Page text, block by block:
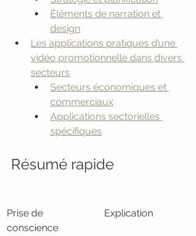
Éléments de narration et
design
Les applications pratiques d’une
vidéo promotionnelle dans divers
secteurs
Secteurs économiques et
commerciaux
Applications sectorielles
spécifiques
Résumé rapide
Prise de
conscience
Explication